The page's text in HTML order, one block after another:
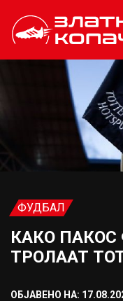
ФУДБАЛ
КАКО ПАКОС
ТРОЛААТ
ОБЈАВЕНО НА: